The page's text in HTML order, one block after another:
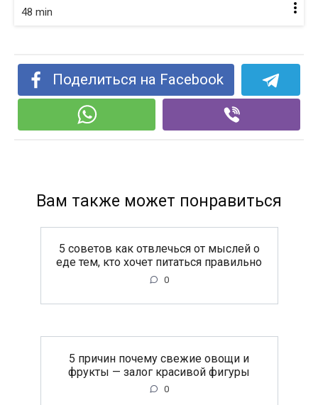
48 min
Поделиться на Facebook
Вам также может понравиться
5 советов как отвлечься от мыслей о
еде тем, кто хочет питаться правильно
0
5 причин почему свежие овощи и
фрукты — залог красивой фигуры
0